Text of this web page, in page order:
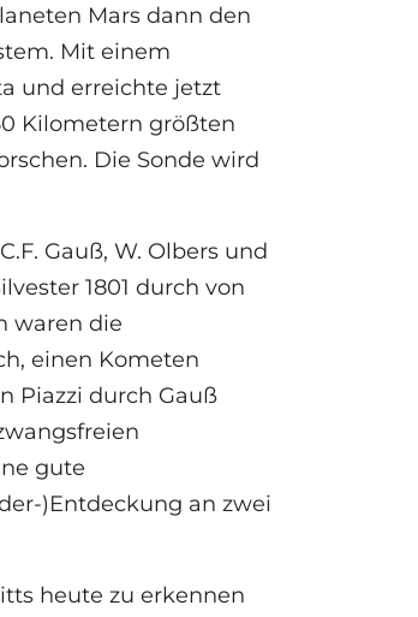
Mars dann den
Mit einem
und erreichte jetzt
Kilometern größten
Die Sonde wird
Gauß, W. Olbers und
1801 durch von
waren die
einen Kometen
Piazzi durch Gauß
gute
)Entdeckung an zwei
heute zu erkennen